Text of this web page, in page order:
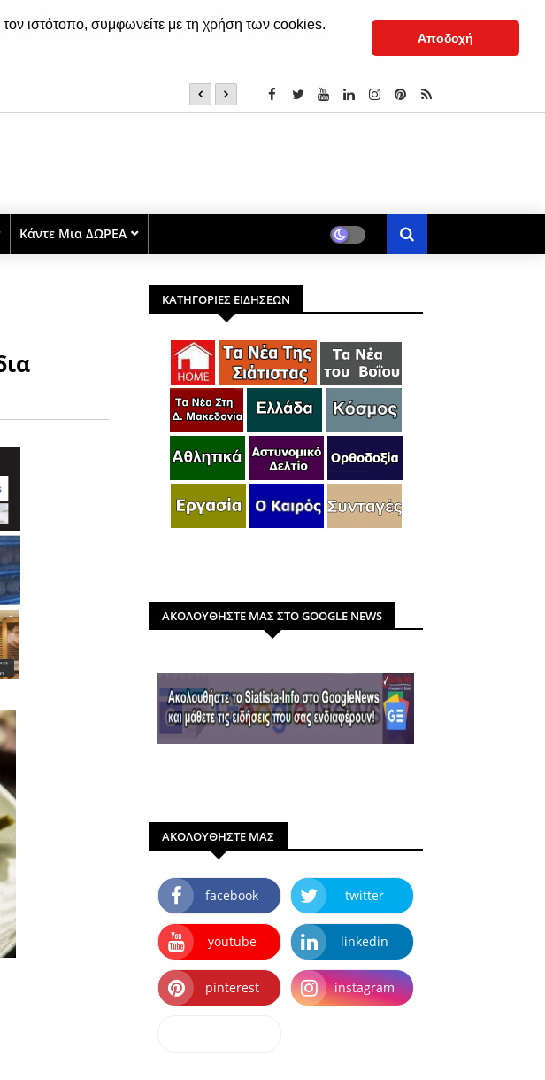
ιστότοπο, συμφωνείτε με τη χρήση των cookies.
Αποδοχή
Καστοριά: Δυο συλλήψεις για τηλεφωνικές απάτες -
Κάντε Μια ΔΩΡΕΑ
ΚΑΤΗΓΟΡΙΕΣ ΕΙΔΗΣΕΩΝ
ΑΚΟΛΟΥΘΗΣΤΕ ΜΑΣ ΣΤΟ GOOGLE NEWS
ΑΚΟΛΟΥΘΗΣΤΕ ΜΑΣ
facebook twitter
youtube linkedin
pinterest instagram